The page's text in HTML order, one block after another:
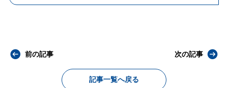
前の記事
記事一覧へ戻る
次の記事